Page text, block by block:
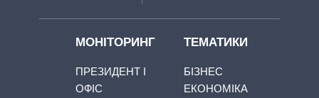
МОНІТОРИНГ
ПРЕЗИДЕНТ І
ОФІС
ТЕМАТИКИ
БІЗНЕС
ЕКОНОМІКА